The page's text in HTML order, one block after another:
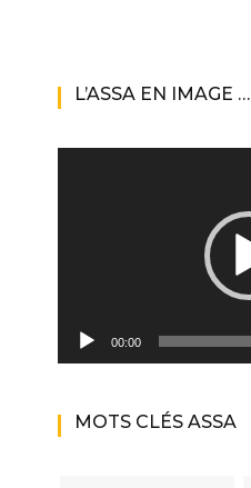
L’ASSA EN IMAGE …
00:00
MOTS CLÉS ASSA